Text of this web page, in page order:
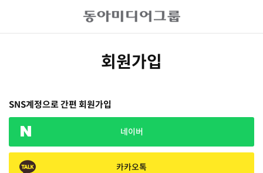
회원가입
SNS계정으로 간편 회원가입
네이버
카카오톡